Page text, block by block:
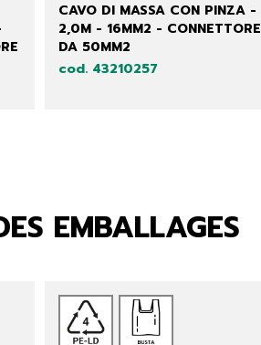
CAVO DI MASSA CON PINZA -
2,0M - 16MM2 - CONNETTORE
DA 50MM2
cod. 43210257
EMBALLAGES